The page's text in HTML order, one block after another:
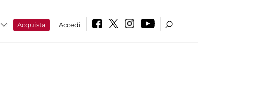
Acquista Accedi